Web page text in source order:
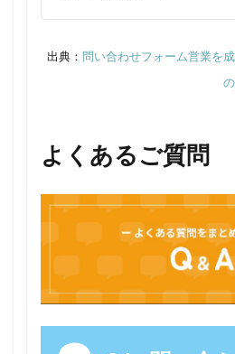
に、
どの
があ
す
か？
Q10.
出典： 問い合わせフォーム営業を
よくあるご質問